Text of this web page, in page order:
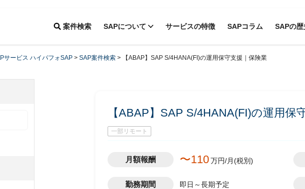
案件検索 SAPについて サービスの特徴 SAPコラム SAPの歴
サービス ハイパフォSAP > SAP案件検索 > 【ABAP】SAP S/4HANA(FI)の運用保守支援｜保険業
【ABAP】SAP S/4HANA(FI)の運用保
一部リモート
月額報酬 〜110万円/月(税別)
勤務期間 即日～長期予定